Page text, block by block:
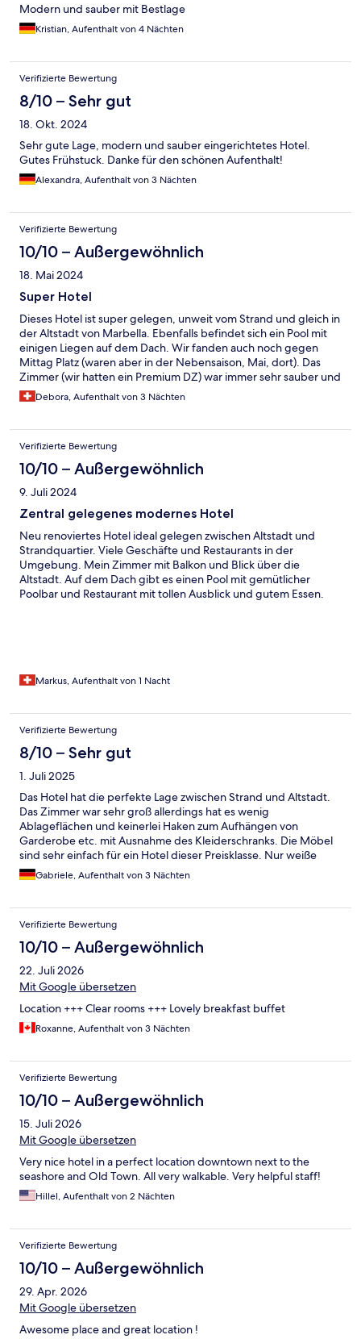
Modern und sauber mit Bestlage
Kristian, Aufenthalt von 4 Nächten
Verifizierte Bewertung
8/10 – Sehr gut
18. Okt. 2024
Sehr gute Lage, modern und sauber eingerichtetes Hotel.
Gutes Frühstuck. Danke für den schönen Aufenthalt!
Alexandra, Aufenthalt von 3 Nächten
Verifizierte Bewertung
10/10 – Außergewöhnlich
18. Mai 2024
Super Hotel
Dieses Hotel ist super gelegen, unweit vom Strand und gleich in
der Altstadt von Marbella. Ebenfalls befindet sich ein Pool mit
einigen Liegen auf dem Dach. Wir fanden auch noch gegen
Mittag Platz (waren aber in der Nebensaison, Mai, dort). Das
Zimmer (wir hatten ein Premium DZ) war immer sehr sauber und
man hatte viel Platz. Auch alle Angestellten sind super nett. Wir
würden es immer wieder buchen und weiterempfehlen.
Debora, Aufenthalt von 3 Nächten
Verifizierte Bewertung
10/10 – Außergewöhnlich
9. Juli 2024
Zentral gelegenes modernes Hotel
Neu renoviertes Hotel ideal gelegen zwischen Altstadt und
Strandquartier. Viele Geschäfte und Restaurants in der
Umgebung. Mein Zimmer mit Balkon und Blick über die
Altstadt. Auf dem Dach gibt es einen Pool mit gemütlicher
Poolbar und Restaurant mit tollen Ausblick und gutem Essen.
Markus, Aufenthalt von 1 Nacht
Verifizierte Bewertung
8/10 – Sehr gut
1. Juli 2025
Das Hotel hat die perfekte Lage zwischen Strand und Altstadt.
Das Zimmer war sehr groß allerdings hat es wenig
Ablageflächen und keinerlei Haken zum Aufhängen von
Garderobe etc. mit Ausnahme des Kleiderschranks. Die Möbel
sind sehr einfach für ein Hotel dieser Preisklasse. Nur weiße
Wände ohne irgendwas. Das Essen auf der Rooftopbar war sehr
gut (Cesar‘s Salat!). Das Personal sehr freundlich und
Eine 3-stündige Verlängerung ab Abreisetag wurde uns für
kleines Geld gewährt - klasse!
Gabriele, Aufenthalt von 3 Nächten
Verifizierte Bewertung
10/10 – Außergewöhnlich
22. Juli 2026
Mit Google übersetzen
Location +++ Clear rooms +++ Lovely breakfast buffet
Roxanne, Aufenthalt von 3 Nächten
Verifizierte Bewertung
10/10 – Außergewöhnlich
15. Juli 2026
Mit Google übersetzen
Very nice hotel in a perfect location downtown next to the
seashore and Old Town. All very walkable. Very helpful staff!
Hillel, Aufenthalt von 2 Nächten
Verifizierte Bewertung
10/10 – Außergewöhnlich
29. Apr. 2026
Mit Google übersetzen
Awesome place and great location !